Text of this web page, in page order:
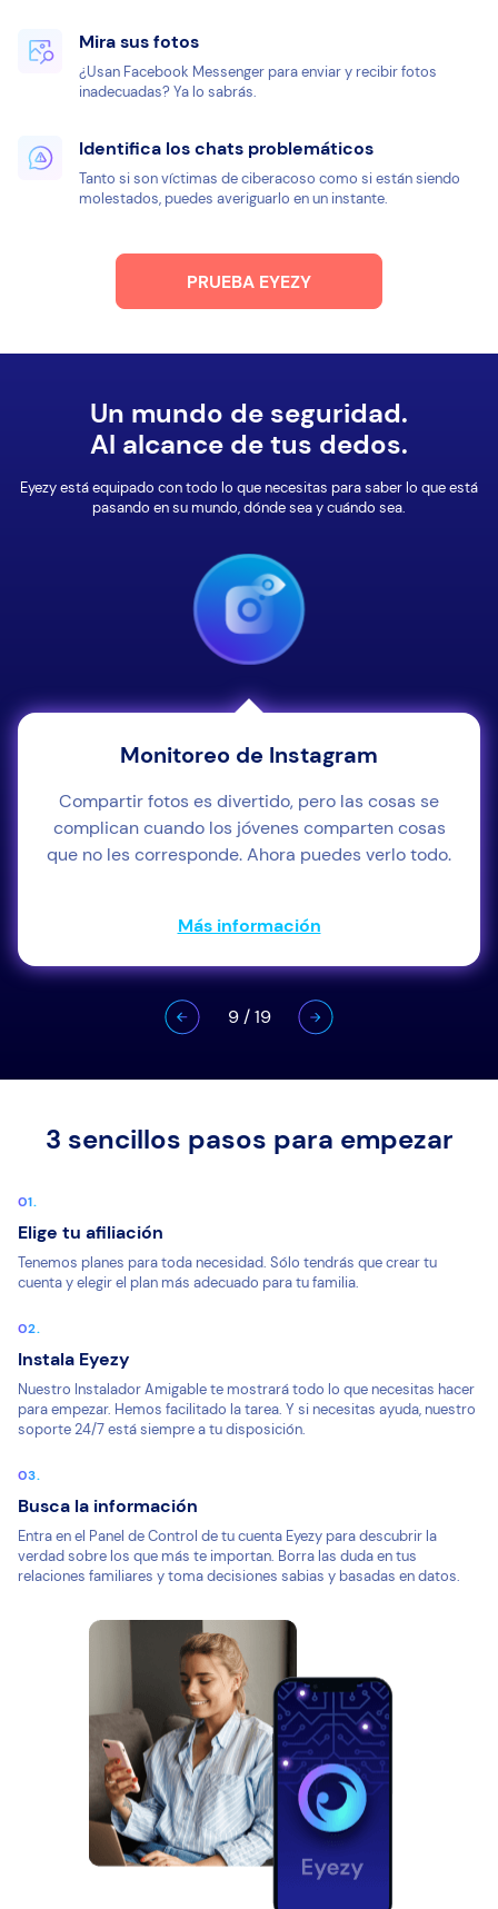
Mira sus fotos
¿Usan Facebook Messenger para enviar y recibir fotos
inadecuadas? Ya lo sabrás.
Identifica los chats problemáticos
Tanto si son víctimas de ciberacoso como si están siendo
molestados, puedes averiguarlo en un instante.
PRUEBA EYEZY
Un mundo de seguridad.
Al alcance de tus dedos.
Eyezy está equipado con todo lo que necesitas para saber lo que está
pasando en su mundo, dónde sea y cuándo sea.
Monitoreo de Instagram
Compartir fotos es divertido, pero las cosas se
complican cuando los jóvenes comparten cosas
que no les corresponde. Ahora puedes verlo todo.
Más información
9/19
3 sencillos pasos para empezar
Elige tu afiliación
Tenemos planes para toda necesidad. Sólo tendrás que crear tu
cuenta y elegir el plan más adecuado para tu familia.
Instala Eyezy
Nuestro Instalador Amigable te mostrará todo lo que necesitas hacer
para empezar. Hemos facilitado la tarea. Y si necesitas ayuda, nuestro
soporte 24/7 está siempre a tu disposición.
Busca la información
Entra en el Panel de Control de tu cuenta Eyezy para descubrir la
verdad sobre los que más te importan. Borra las duda en tus
relaciones familiares y toma decisiones sabias y basadas en datos.